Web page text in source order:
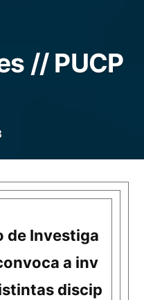
// PUCP
de Investiga
onvoca a inv
discip